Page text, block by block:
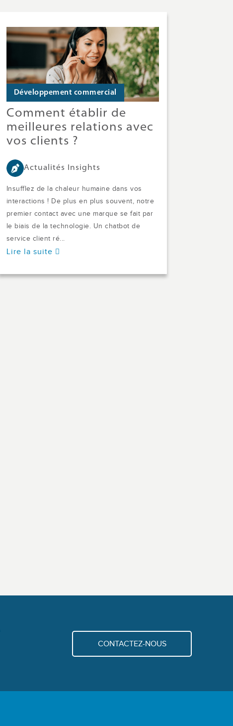
Développement commercial
Comment établir de
meilleures relations avec
vos clients ?
Actualités Insights
Insufflez de la chaleur humaine dans vos
interactions ! De plus en plus souvent, notre
premier contact avec une marque se fait par
le biais de la technologie. Un chatbot de
service client ré...
Lire la suite
CONTACTEZ-NOUS